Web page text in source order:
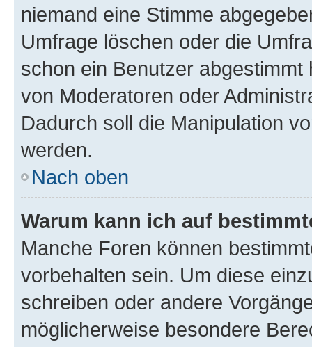
niemand eine Stimme
Umfrage löschen oder die
schon ein Benutzer
von Moderatoren oder
Dadurch soll die Manipulation
werden.
Nach oben
Warum kann ich auf
Manche Foren können
vorbehalten sein. Um diese
schreiben oder andere
möglicherweise besondere